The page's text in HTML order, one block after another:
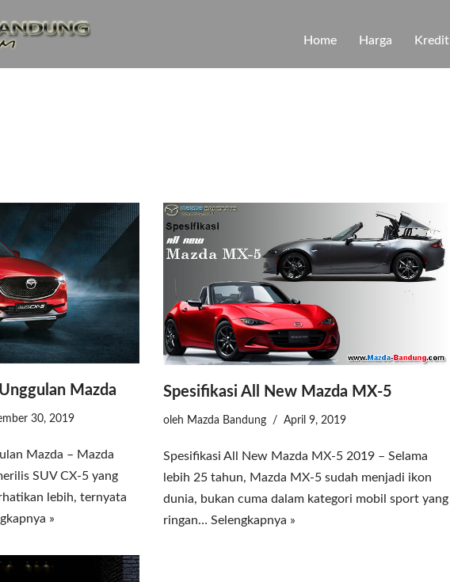
Home Harga Kredit
Mazda
30, 2019
Mazda – Mazda
SUV CX-5 yang
lebih, ternyata
»
Spesifikasi All New Mazda MX-5
oleh Mazda Bandung April 9, 2019
Spesifikasi All New Mazda MX-5 2019 – Selama
lebih 25 tahun, Mazda MX-5 sudah menjadi ikon
dunia, bukan cuma dalam kategori mobil sport yang
ringan… Selengkapnya »